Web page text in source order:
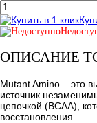
ОПИСАНИЕ
Mutant Amino – это
источник
цепочкой (ВСАА),
восстановления.